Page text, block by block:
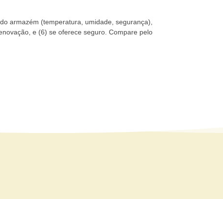
armazém (temperatura, umidade, segurança),
e (6) se oferece seguro. Compare pelo